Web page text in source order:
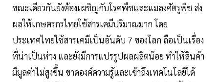
ขณะเดียวกันยังต้องเผชิญกับโรคพืชและแมลงศัตรูพืช ส่ง
ผลให้เกษตรกรไทยใช้สารเคมีปริมาณมาก โดย
ประเทศไทยใช้สารเคมีเป็นอันดับ 7 ของโลก ถือเป็นเรื่อง
ที่น่าเป็นห่วง และยังมีการแปรรูปผลผลิตน้อย ทำให้สินค้า
มีมูลค่าไม่สูงขึ้น ขาดองค์ความรู้และเข้าถึงเทคโนโลยีได้